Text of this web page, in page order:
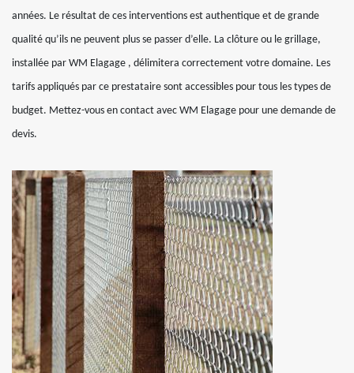
années. Le résultat de ces interventions est authentique et de grande
qualité qu’ils ne peuvent plus se passer d’elle. La clôture ou le grillage,
installée par WM Elagage , délimitera correctement votre domaine. Les
tarifs appliqués par ce prestataire sont accessibles pour tous les types de
budget. Mettez-vous en contact avec WM Elagage pour une demande de
devis.